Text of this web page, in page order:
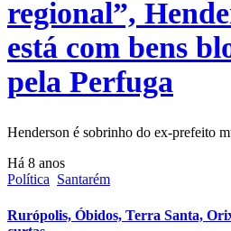
regional”,
está com bens
pela Perfuga
Henderson é sobrinho do ex-prefeito
Há 8 anos
Política Santarém
Rurópolis, Óbidos, Terra Santa,